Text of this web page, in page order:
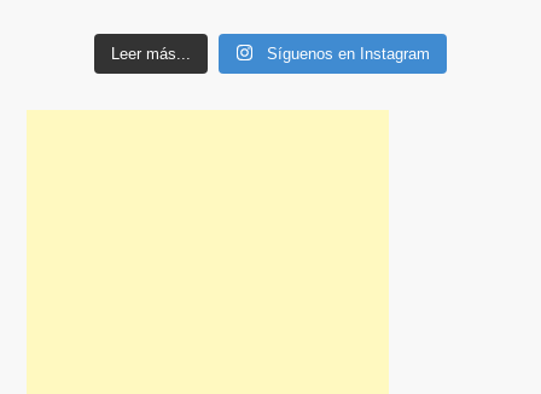
Leer más... Síguenos en Instagram